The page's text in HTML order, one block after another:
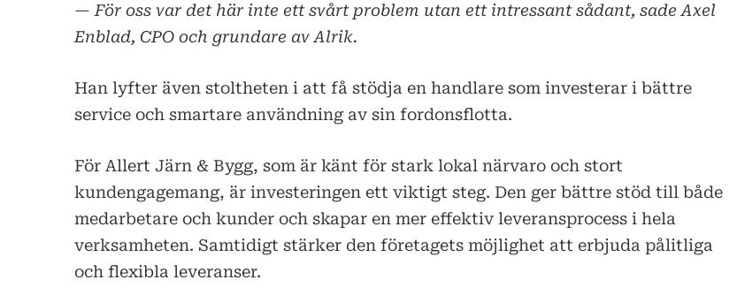
— För oss var det här inte ett svårt problem utan ett intressant sådant, sade Axel
Enblad, CPO och grundare av Alrik.
Han lyfter även stoltheten i att få stödja en handlare som investerar i bättre
service och smartare användning av sin fordonsflotta.
För Allert Järn & Bygg, som är känt för stark lokal närvaro och stort
kundengagemang, är investeringen ett viktigt steg. Den ger bättre stöd till både
medarbetare och kunder och skapar en mer effektiv leveransprocess i hela
verksamheten. Samtidigt stärker den företagets möjlighet att erbjuda pålitliga
och flexibla leveranser.